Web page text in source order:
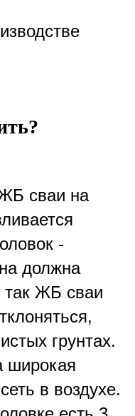
сваи на
-
должна
ЖБ сваи
грунтах.
широкая
в воздухе.